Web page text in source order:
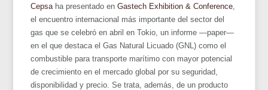
Cepsa ha presentado enGastech Exhibition & Conference
el encuentro internacional más importante del sector del
gas que se celebró en abril en Tokio, un informe —paper—
en el que destaca el Gas Natural Licuado (GNL) como el
combustible para transporte marítimo con mayor potencial
de crecimiento en el mercado global por su seguridad,
disponibilidad y precio. Se trata, además, de un producto